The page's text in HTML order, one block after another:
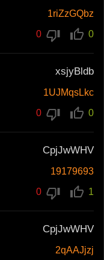
1riZzGQbz
0
xsjyBldb
1UJMqsLkc
0
CpjJwWHV
19179693
1
CpjJwWHV
2qAAJjzj